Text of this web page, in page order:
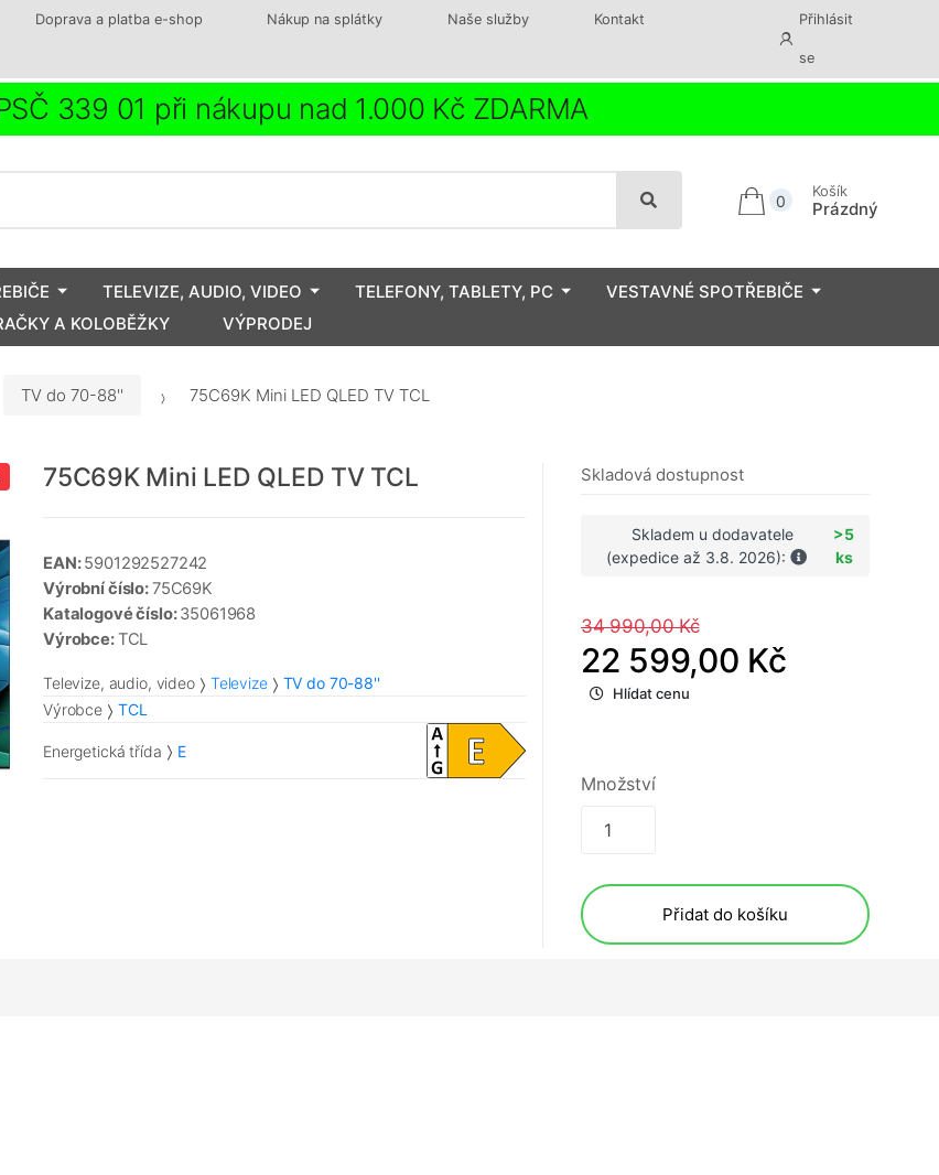
Doprava a platba e-shop Nákup na splátky Naše služby Kontakt Přihlásit
se
339 01 při nákupu nad 1.000 Kč ZDARMA
0
Košík
Prázdný
TELEVIZE, AUDIO, VIDEO TELEFONY, TABLETY, PC
VESTAVNÉ SPOTŘEBIČE
A KOLOBĚŽKY VÝPRODEJ
TV do 70-88'' 75C69K Mini LED QLED TV TCL
75C69K Mini LED QLED TV TCL
EAN:5901292527242
Výrobní číslo:75C69K
Katalogové číslo:35061968
Výrobce:TCL
Televize, audio, video Televize
TV do 70-88''
Výrobce
TCL
Energetická třída E
Skladová dostupnost
Skladem u dodavatele
(expedice až 3.8. 2026):
>5
ks
34 990,00 Kč
22 599,00 Kč
Hlídat cenu
Množství
Přidat do košíku